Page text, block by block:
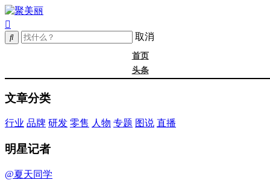
取消
首页
头条
成分
文章分类
行业 品牌 研发 零售 人物 专题 图说 直播
明星记者
@夏天同学